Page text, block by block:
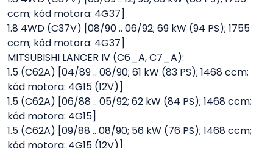
ccm; kód motora: 4G37]
1.8 4WD (C37V) [08/90 .. 06/92; 69 kW (94 PS); 1755
ccm; kód motora: 4G37]
MITSUBISHI LANCER IV (C6_A, C7_A):
1.5 (C62A) [04/89 .. 08/90; 61 kW (83 PS); 1468 ccm;
kód motora: 4G15 (12V)]
1.5 (C62A) [06/88 .. 05/92; 62 kW (84 PS); 1468 ccm;
kód motora: 4G15]
1.5 (C62A) [09/88 .. 08/90; 56 kW (76 PS); 1468 ccm;